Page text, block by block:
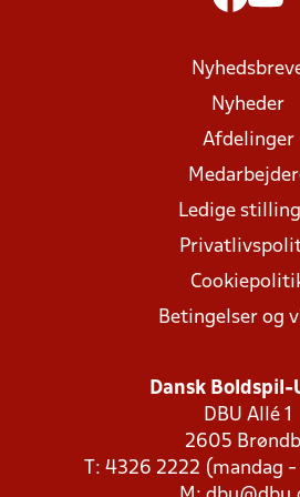
Nyheder
Afdelinger
Ledige
Betingelser og
Dansk Boldspil-
DBU Allé 1
2605
T: 4326 2222 (mandag